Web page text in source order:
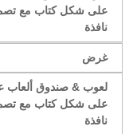
على شكل كتاب مع تصميم
لعوب & صندوق ألعاب عملي
على شكل كتاب مع تصميم